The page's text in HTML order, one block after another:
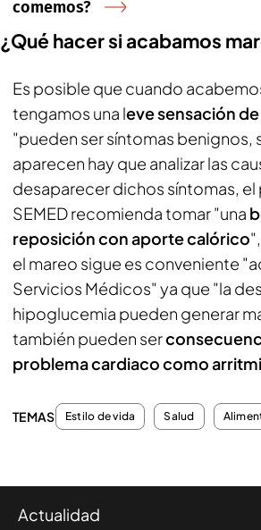
comemos?
¿Qué hacer si acabamos
Es posible que cuando
tengamos una leve sensación
"pueden ser síntomas benignos,
aparecen hay que analizar las
desaparecer dichos síntomas,
SEMED recomienda tomar "una
reposición con aporte calórico
el mareo sigue es conveniente
Servicios Médicos" ya que "la
hipoglucemia pueden generar
también pueden ser
problema cardiaco como
TEMAS Estilo de vida Salud
Actualidad